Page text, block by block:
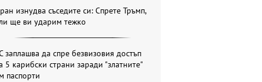
изнудва съседите си: Спрете Тръмп,
ще ви ударим тежко
заплашва да спре безвизовия достъп
5 карибски страни заради "златните"
паспорти